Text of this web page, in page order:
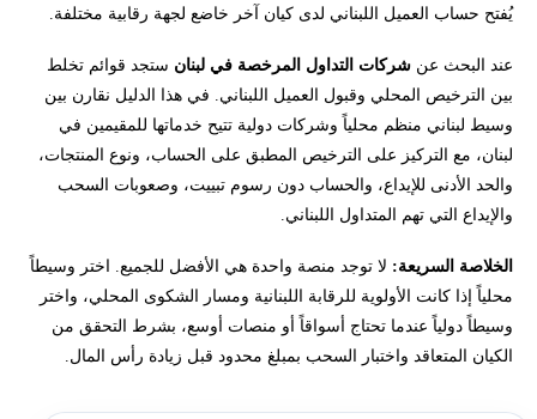
ما الفرق بين منصات التداول العالمية ومكاتب البورصة في لبنان؟
كيف تختار أفضل منصة تداول في لبنان؟
تداول الفوركس في لبنان: ما الخطر الذي لا يظهر في الإعلان؟
شركات تداول العملات المشفرة في لبنان
يُفتح حساب العميل اللبناني لدى كيان آخر خاضع لجهة رقابية مختلفة.
عند البحث عن شركات التداول المرخصة في لبنان ستجد قوائم تخلط
بين الترخيص المحلي وقبول العميل اللبناني. في هذا الدليل نقارن بين
وسيط لبناني منظم محلياً وشركات دولية تتيح خدماتها للمقيمين في
لبنان، مع التركيز على الترخيص المطبق على الحساب، ونوع المنتجات،
والحد الأدنى للإيداع، والحساب دون رسوم تبييت، وصعوبات السحب
والإيداع التي تهم المتداول اللبناني.
الخلاصة السريعة: لا توجد منصة واحدة هي الأفضل للجميع. اختر وسيطاً
محلياً إذا كانت الأولوية للرقابة اللبنانية ومسار الشكوى المحلي، واختر
وسيطاً دولياً عندما تحتاج أسواقاً أو منصات أوسع، بشرط التحقق من
الكيان المتعاقد واختبار السحب بمبلغ محدود قبل زيادة رأس المال.